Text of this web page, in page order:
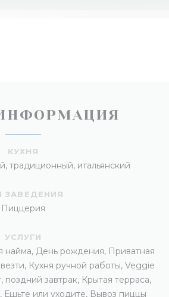
КУХНЯ
традиционный, итальянский
ЗАВЕДЕНИЯ
Пиццерия
УСЛУГИ
найма, День рождения, Приватная
Кухня ручной работы, Veggie
поздний завтрак, Крытая терраса,
Ешьте или уходите, Вывоз пиццы